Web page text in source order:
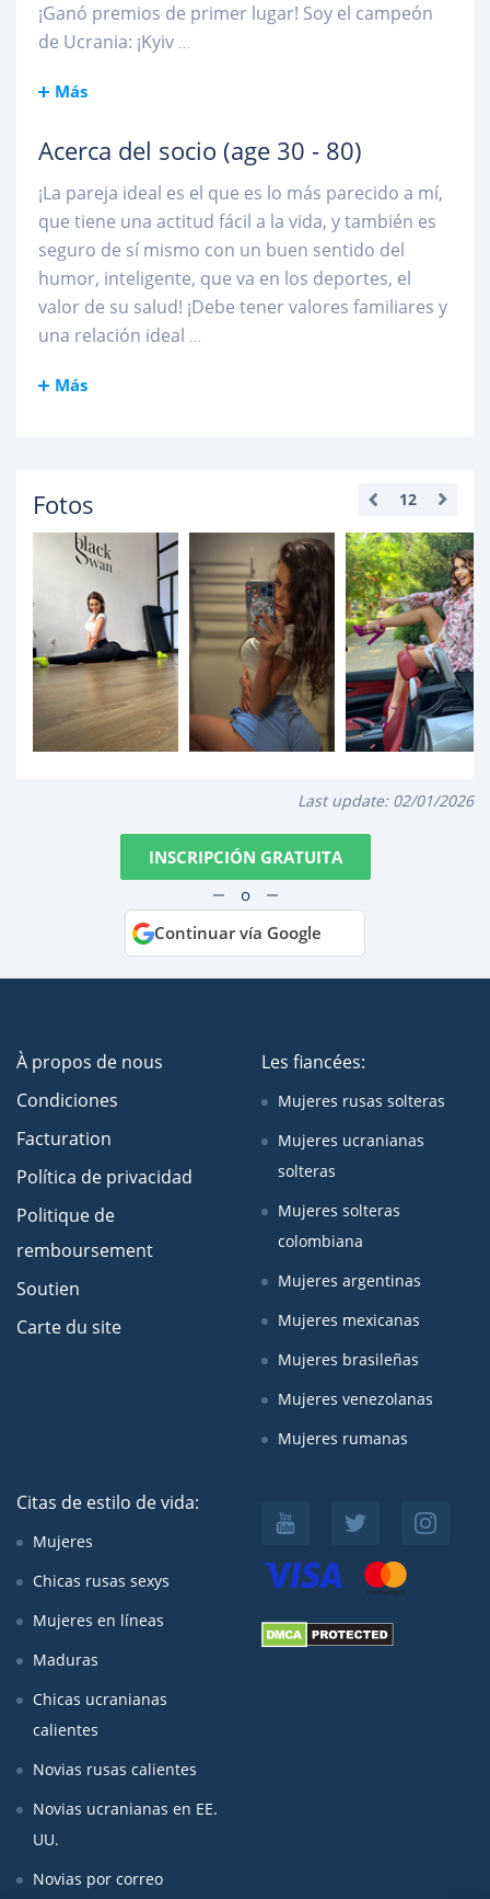
¡Ganó premios de primer lugar! Soy el campeón
de Ucrania: ¡Kyiv...
Más
Acerca del socio (age 30 - 80)
¡La pareja ideal es el que es lo más parecido a mí,
que tiene una actitud fácil a la vida, y también es
seguro de sí mismo con un buen sentido del
humor, inteligente, que va en los deportes, el
valor de su salud! ¡Debe tener valores familiares y
una relación ideal ...
Más
Fotos 12
Last update: 02/01/2026
INSCRIPCIÓN GRATUITA
o
Continuar vía Google
À propos de nous
Condiciones
Facturation
Política de privacidad
Politique de
remboursement
Soutien
Carte du site
Les fiancées:
Mujeres rusas solteras
Mujeres ucranianas
solteras
Mujeres solteras
colombiana
Mujeres argentinas
Mujeres mexicanas
Mujeres brasileñas
Mujeres venezolanas
Mujeres rumanas
Citas de estilo de vida:
Mujeres
Chicas rusas sexys
Mujeres en líneas
Maduras
Chicas ucranianas
calientes
Novias rusas calientes
Novias ucranianas en EE.
UU.
Novias por correo